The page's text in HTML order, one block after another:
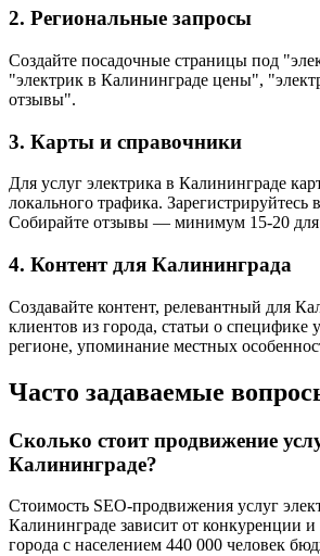
2. Региональные запросы
Создайте посадочные страницы под
"электрик в Калининграде цены",
отзывы".
3. Карты и справочники
Для услуг электрика в Калининграде
локального трафика.
Собирайте отзывы — минимум 15-20 для
4. Контент для Калининграда
Создавайте контент, релевантный для
клиентов из города, статьи о специфике
регионе, упоминание местных
Часто задаваемые
Сколько стоит продвижение
Калининграде?
Стоимость SEO-продвижения услуг
Калининграде зависит от конкуренции
города с населением 440 000 человек